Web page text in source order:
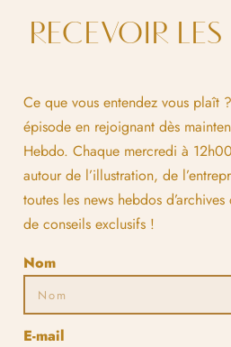
RECEVOIR
Ce que vous entendez vous plaît
épisode en rejoignant dès
Hebdo. Chaque mercredi à
autour de l’illustration, de
toutes les news hebdos
de conseils exclusifs !
Nom
E-mail